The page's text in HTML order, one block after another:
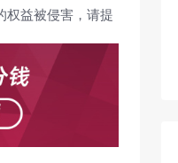
权益被侵害，请提